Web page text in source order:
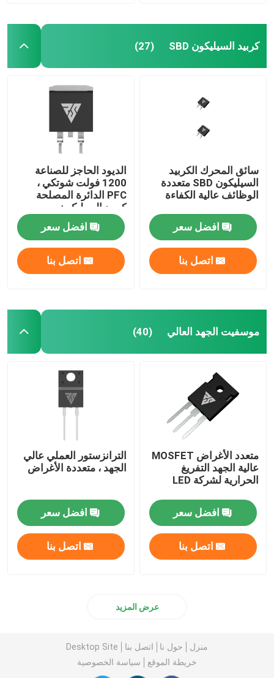
كربيد السيليكون SBD (27)
سائق المحرك الكربيد
السيليكون SBD متعددة
الوظائف عالية الكفاءة
افضل سعر
اتصل بنا
الديود الحاجز للصناعة
1200 فولت شوتكي ،
PFC الدائرة المصلحة
كربيد السيليكون
افضل سعر
اتصل بنا
موسفيت الجهد العالي (40)
متعدد الأغراض MOSFET
عالية الجهد التفريغ
الحرارية لشركة LED
افضل سعر
اتصل بنا
الترانزستور العملي عالي
الجهد ، متعددة الأغراض
افضل سعر
اتصل بنا
عرض المزيد
منزل حول نا اتصل بنا
Desktop Site
خريطة الموقع
سياسة الخصوصية